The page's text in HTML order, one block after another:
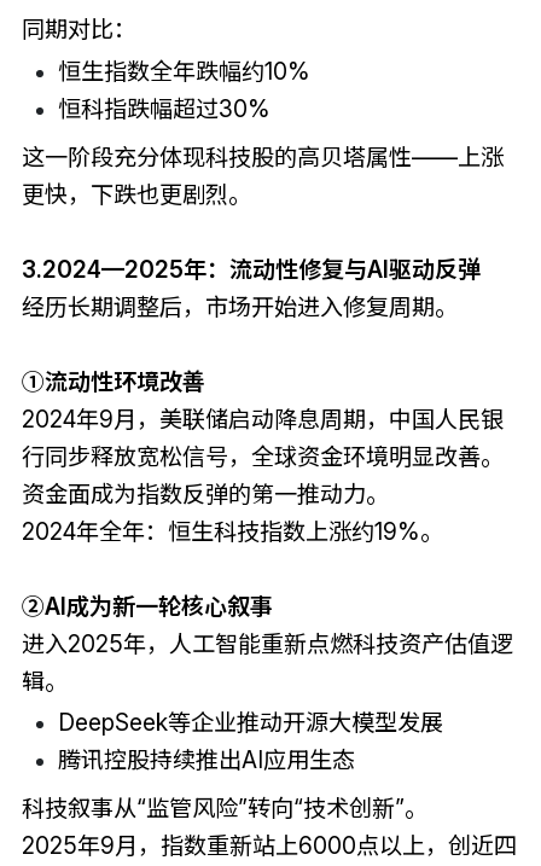
同期对比：
恒生指数全年跌幅约10%
恒科指跌幅超过30%
这一阶段充分体现科技股的高贝塔属性——上涨
更快，下跌也更剧烈。
3.2024—2025年：流动性修复与AI驱动反弹
经历长期调整后，市场开始进入修复周期。
①流动性环境改善
2024年9月，美联储启动降息周期，中国人民银
行同步释放宽松信号，全球资金环境明显改善。
资金面成为指数反弹的第一推动力。
2024年全年：恒生科技指数上涨约19%。
②AI成为新一轮核心叙事
进入2025年，人工智能重新点燃科技资产估值逻
辑。
DeepSeek等企业推动开源大模型发展
腾讯控股持续推出AI应用生态
科技叙事从“监管风险”转向“技术创新”。
2025年9月，指数重新站上6000点以上，创近四